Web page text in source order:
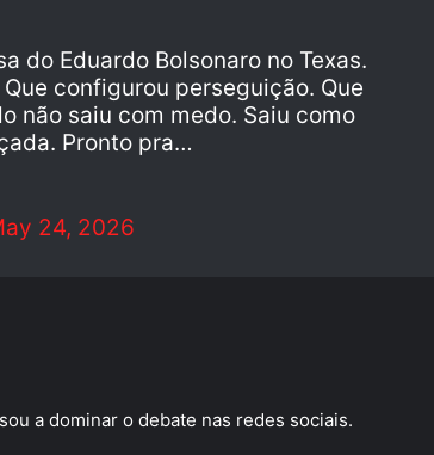
do Eduardo Bolsonaro no Texas.
configurou perseguição. Que
não saiu com medo. Saiu como
Pronto pra…
24, 2026
a dominar o debate nas redes sociais.